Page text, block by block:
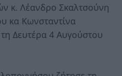
κ. Λέανδρο Σκαλτσούνη
κα Κωνσταντίνα
Δευτέρα 4 Αυγούστου